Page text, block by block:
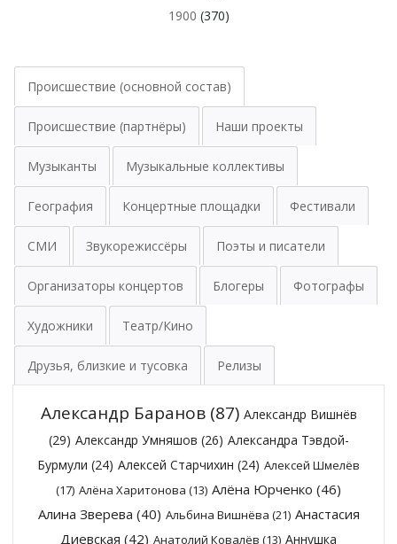
1900 (370)
Происшествие (основной состав)
Происшествие (партнёры) Наши проекты
Музыканты Музыкальные коллективы
География Концертные площадки Фестивали
СМИ Звукорежиссёры Поэты и писатели
Организаторы концертов Блогеры Фотографы
Художники Театр/Кино
Друзья, близкие и тусовка Релизы
Александр Баранов(87) Александр Вишнёв
(29) Александр Умняшов (26) Александра Тэвдой-
Бурмули (24) Алексей Старчихин (24) Алексей Шмелёв
(17) Алёна Харитонова (13) Алёна Юрченко (46)
Алина Зверева (40) Альбина Вишнёва (21) Анастасия
Диевская (42) Анатолий Ковалёв (13) Аннушка